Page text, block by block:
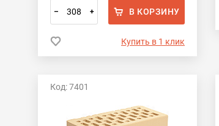
– + В КОРЗИНУ
Купить в 1 клик
Код: 7401